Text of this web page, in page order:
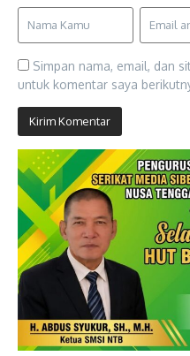
Simpan nama, email, dan
untuk komentar saya